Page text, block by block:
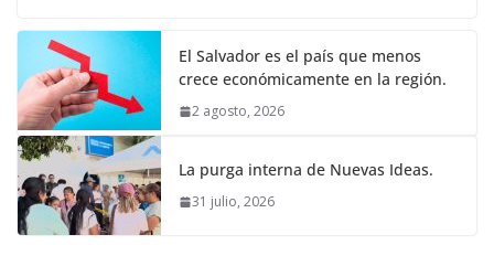
El Salvador es el país que menos
crece económicamente en la región.
2 agosto, 2026
La purga interna de Nuevas Ideas.
31 julio, 2026